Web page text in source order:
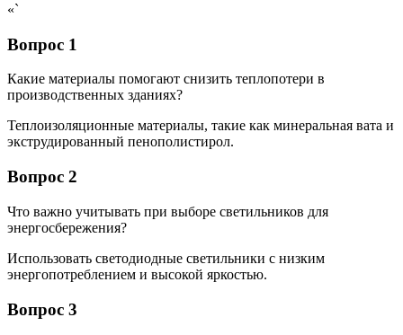
«`
Вопрос 1
Какие материалы помогают снизить теплопотери в
производственных зданиях?
Теплоизоляционные материалы, такие как минеральная вата и
экструдированный пенополистирол.
Вопрос 2
Что важно учитывать при выборе светильников для
энергосбережения?
Использовать светодиодные светильники с низким
энергопотреблением и высокой яркостью.
Вопрос 3